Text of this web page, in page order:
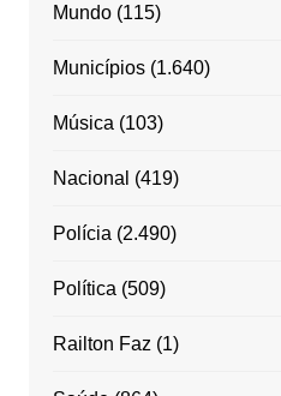
Mundo(115)
Municípios(1.640)
Música (103)
Nacional (419)
Polícia (2.490)
Política (509)
Railton Faz (1)